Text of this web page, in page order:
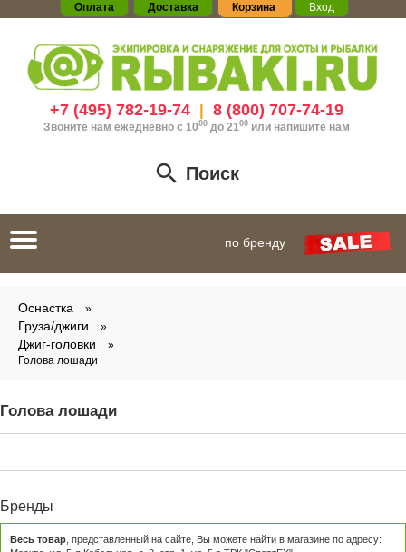
Оплата Доставка Корзина Вход
+7 (495) 782-19-74| 8 (800) 707-74-19
Звоните нам ежедневно с 1000до 21 00 или напишите нам
Поиск
Toggle
navigation
по бренду
Оснастка
Груза/джиги
Джиг-головки
Голова лошади
Голова лошади
Бренды
Весь товар , представленный на сайте, Вы можете найти в магазине по адресу: